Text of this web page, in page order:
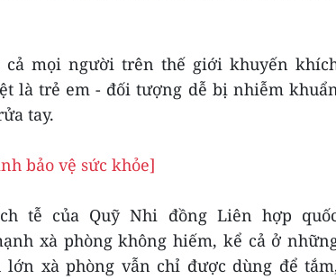
mọi người trên thế giới khuyến
là trẻ em - đối tượng dễ bị nhiễm
tay.
bảo vệ sức khỏe]
tễ của Quỹ Nhi đồng Liên hợp
xà phòng không hiếm, kể cả ở
xà phòng vẫn chỉ được dùng để